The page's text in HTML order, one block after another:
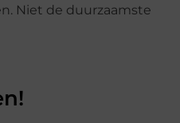
Niet de duurzaamste